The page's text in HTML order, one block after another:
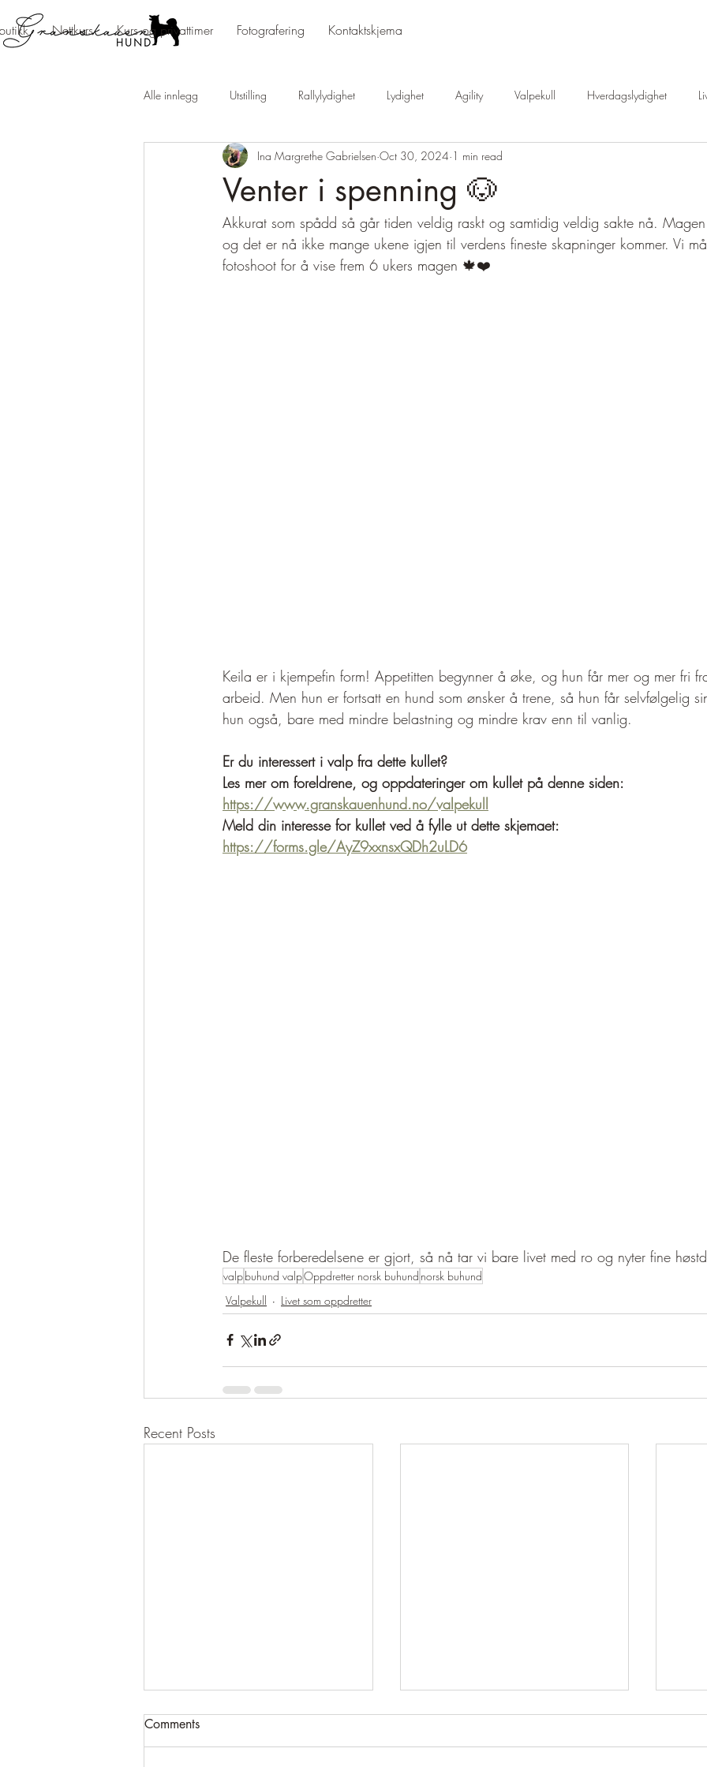
Nettkurs Kurs og privattimer Fotografering Kontaktskjema
Alle innlegg Utstilling Rallylydighet Lydighet Agility Valpekull Hverdagslydighet
Stort og smått Championat og mellomtitler Granskauen produkter
Fotografering
Venter i spenning 🐶
Ina Margrethe Gabrielsen Oct 30, 2024 1 min read
Akkurat som spådd så går tiden veldig raskt og samtidig veldig sakte nå.
og det er nå ikke mange ukene igjen til verdens fineste skapninger kommer. Vi
fotoshoot for å vise frem 6 ukers magen 🍁❤️
Keila er i kjempefin form! Appetitten begynner å øke, og hun får mer og mer fri
arbeid. Men hun er fortsatt en hund som ønsker å trene, så hun får selvfølgelig
hun også, bare med mindre belastning og mindre krav enn til vanlig.
Er du interessert i valp fra dette kullet?
Les mer om foreldrene, og oppdateringer om kullet på denne siden:
https://www.granskauenhund.no/valpekull
Meld din interesse for kullet ved å fylle ut dette skjemaet:
https://forms.gle/AyZ9xxnsxQDh2uLD6
De fleste forberedelsene er gjort, så nå tar vi bare livet med ro og nyter fine
valpbuhund valpOppdretter norsk buhund norsk buhund
Valpekull
Livet som oppdretter
Recent Posts
Comments